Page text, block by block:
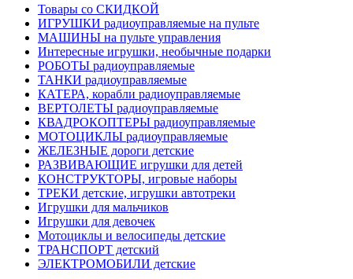
Товары со СКИДКОЙ
ИГРУШКИ радиоуправляемые на пульте
МАШИНЫ на пульте управления
Интересные игрушки, необычные подарки
РОБОТЫ радиоуправляемые
ТАНКИ радиоуправляемые
КАТЕРА, корабли радиоуправляемые
ВЕРТОЛЕТЫ радиоуправляемые
КВАДРОКОПТЕРЫ радиоуправляемые
МОТОЦИКЛЫ радиоуправляемые
ЖЕЛЕЗНЫЕ дороги детские
РАЗВИВАЮЩИЕ игрушки для детей
КОНСТРУКТОРЫ, игровые наборы
ТРЕКИ детские, игрушки автотреки
Игрушки для мальчиков
Игрушки для девочек
Мотоциклы и велосипеды детские
ТРАНСПОРТ детский
ЭЛЕКТРОМОБИЛИ детские